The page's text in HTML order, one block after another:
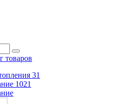
товаров
31
1021